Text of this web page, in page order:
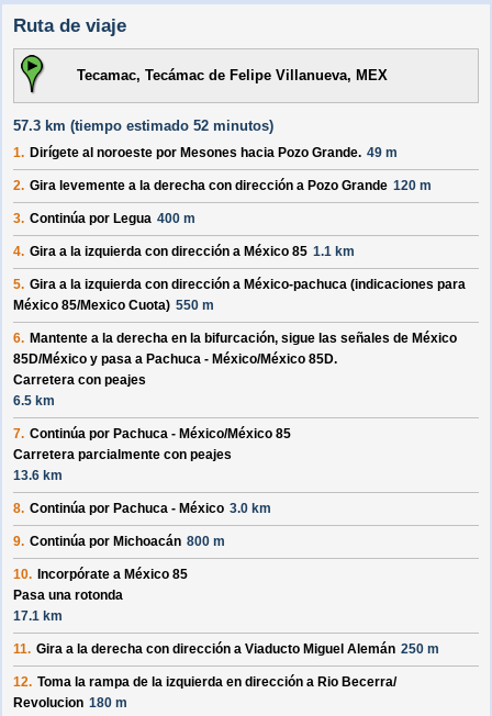
Ruta de viaje
Tecamac, Tecámac de Felipe Villanueva, MEX
57.3 km (tiempo estimado 52 minutos)
1. Dirígete al noroeste por Mesones hacia Pozo Grande. 49 m
2. Gira levemente a la derecha con dirección a Pozo Grande 120 m
3. Continúa por Legua 400 m
4. Gira a la izquierda con dirección a México 85 1.1 km
5. Gira a la izquierda con dirección a México-pachuca (indicaciones para
México 85/Mexico Cuota) 550 m
6. Mantente a la derecha en la bifurcación, sigue las señales de México
85D/México y pasa a Pachuca - México/México 85D.
Carretera con peajes
6.5 km
7. Continúa por Pachuca - México/México 85
Carretera parcialmente con peajes
13.6 km
8. Continúa por Pachuca - México 3.0 km
9. Continúa por Michoacán 800 m
10. Incorpórate a México 85
Pasa una rotonda
17.1 km
11. Gira a la derecha con dirección a Viaducto Miguel Alemán 250 m
12. Toma la rampa de la izquierda en dirección a Rio Becerra/
Revolucion 180 m